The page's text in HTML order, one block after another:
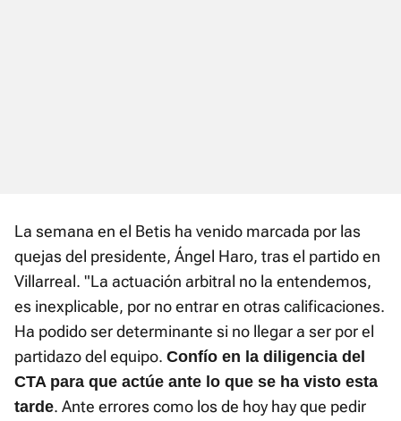
La semana en el Betis ha venido marcada por las
quejas del presidente, Ángel Haro, tras el partido en
Villarreal. "La actuación arbitral no la entendemos,
es inexplicable, por no entrar en otras calificaciones.
Ha podido ser determinante si no llegar a ser por el
partidazo del equipo. Confío en la diligencia del
CTA para que actúe ante lo que se ha visto esta
tarde. Ante errores como los de hoy hay que pedir